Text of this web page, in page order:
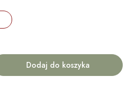
Dodaj do koszyka